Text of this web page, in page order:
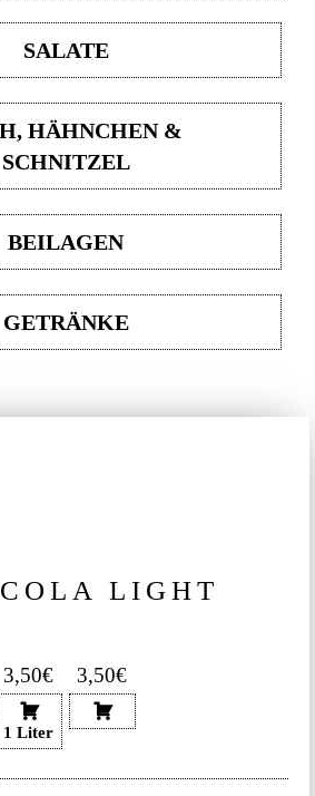
SALATE
HÄHNCHEN &
SCHNITZEL
BEILAGEN
GETRÄNKE
LIGHT
3,50€
1 Liter
3,50€